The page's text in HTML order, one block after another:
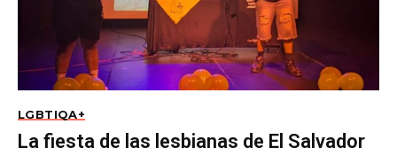
LGBTIQA+
La fiesta de las lesbianas de El Salvador